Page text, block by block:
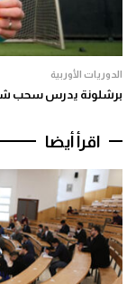
الدوريات الأوربية
برشلونة يدرس سحب
اقرأ أيضا